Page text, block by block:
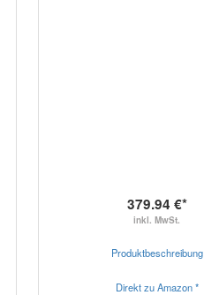
379.94 €*
inkl. MwSt.
Produktbeschreibung
Direkt zu Amazon *